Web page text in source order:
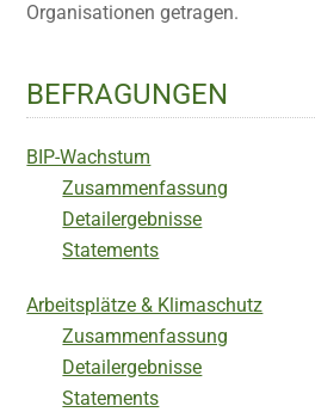
Organisationen getragen.
BEFRAGUNGEN
BIP-Wachstum
Zusammenfassung
Detailergebnisse
Statements
Arbeitsplätze & Klimaschutz
Zusammenfassung
Detailergebnisse
Statements